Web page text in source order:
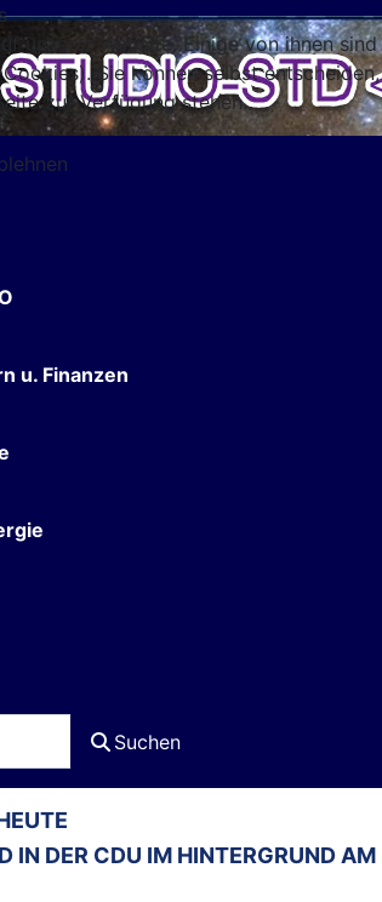
u. Finanzen
Suchen
IN DER CDU IM HINTERGRUND
unserer Website. Einige von ihnen
Sie können selbst
zur Verfügung stehen.